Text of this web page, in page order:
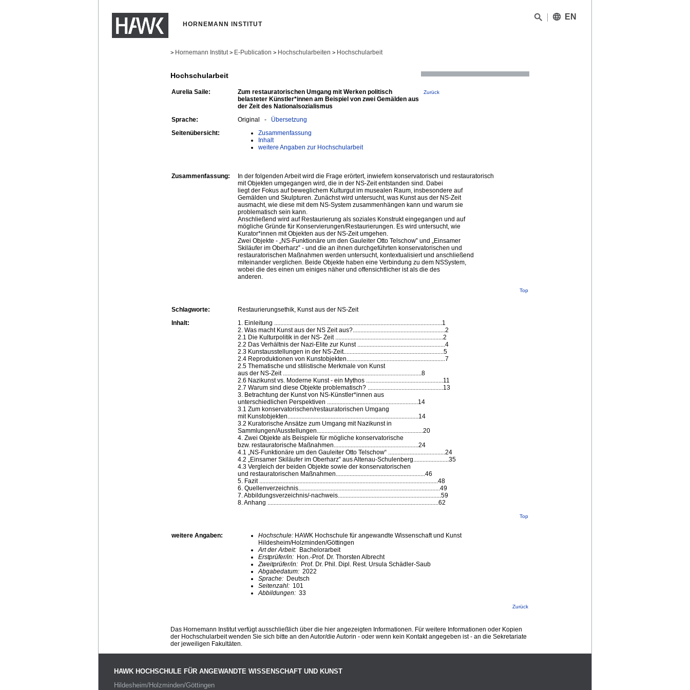
HORNEMANN INSTITUT
EN
> Hornemann Institut > E-Publication > Hochschularbeiten > Hochschularbeit
Hochschularbeit
Aurelia Saile:
Zum restauratorischen Umgang mit Werken politisch
belasteter Künstler*innen am Beispiel von zwei Gemälden aus
der Zeit des Nationalsozialismus
Zurück
Sprache: Original - Übersetzung
Seitenübersicht:
Zusammenfassung
Inhalt
weitere Angaben zur Hochschularbeit
Zusammenfassung:
In der folgenden Arbeit wird die Frage erörtert, inwiefern konservatorisch und restauratorisch
mit Objekten umgegangen wird, die in der NS-Zeit entstanden sind. Dabei
liegt der Fokus auf beweglichem Kulturgut im musealen Raum, insbesondere auf
Gemälden und Skulpturen. Zunächst wird untersucht, was Kunst aus der NS-Zeit
ausmacht, wie diese mit dem NS-System zusammenhängen kann und warum sie
problematisch sein kann.
Anschließend wird auf Restaurierung als soziales Konstrukt eingegangen und auf
mögliche Gründe für Konservierungen/Restaurierungen. Es wird untersucht, wie
Kurator*innen mit Objekten aus der NS-Zeit umgehen.
Zwei Objekte - „NS-Funktionäre um den Gauleiter Otto Telschow‟ und „Einsamer
Skiläufer im Oberharz‟ - und die an ihnen durchgeführten konservatorischen und
restauratorischen Maßnahmen werden untersucht, kontextualisiert und anschließend
miteinander verglichen. Beide Objekte haben eine Verbindung zu dem NSSystem,
wobei die des einen um einiges näher und offensichtlicher ist als die des
anderen.
Top
Schlagworte:
Restaurierungsethik, Kunst aus der NS-Zeit
Inhalt:
1. Einleitung .............................................................................................................1
2. Was macht Kunst aus der NS Zeit aus?............................................................2
2.1 Die Kulturpolitik in der NS- Zeit ......................................................................2
2.2 Das Verhältnis der Nazi-Elite zur Kunst .........................................................4
2.3 Kunstausstellungen in der NS-Zeit.................................................................5
2.4 Reproduktionen von Kunstobjekten................................................................7
2.5 Thematische und stilistische Merkmale von Kunst
aus der NS-Zeit ..........................................................................................8
2.6 Nazikunst vs. Moderne Kunst - ein Mythos ..................................................11
2.7 Warum sind diese Objekte problematisch? .................................................13
3. Betrachtung der Kunst von NS-Künstler*innen aus
unterschiedlichen Perspektiven ...........................................................14
3.1 Zum konservatorischen/restauratorischen Umgang
mit Kunstobjekten.....................................................................................14
3.2 Kuratorische Ansätze zum Umgang mit Nazikunst in
Sammlungen/Ausstellungen.....................................................................20
4. Zwei Objekte als Beispiele für mögliche konservatorische
bzw. restauratorische Maßnahmen.......................................................24
4.1 „NS-Funktionäre um den Gauleiter Otto Telschow“ .....................................24
4.2 „Einsamer Skiläufer im Oberharz‟ aus Altenau-Schulenberg.......................35
4.3 Vergleich der beiden Objekte sowie der konservatorischen
und restauratorischen Maßnahmen..........................................................46
5. Fazit ....................................................................................................................48
6. Quellenverzeichnis............................................................................................49
7. Abbildungsverzeichnis/-nachweis...................................................................59
8. Anhang ...............................................................................................................62
Top
weitere Angaben: Hochschule: HAWK Hochschule für angewandte Wissenschaft und Kunst
Hildesheim/Holzminden/Göttingen
Art der Arbeit: Bachelorarbeit
Erstprüfer/in: Hon.-Prof. Dr. Thorsten Albrecht
Zweitprüfer/in: Prof. Dr. Phil. Dipl. Rest. Ursula Schädler-Saub
Abgabedatum: 2022
Sprache: Deutsch
Seitenzahl: 101
Abbildungen: 33
Zurück
Das Hornemann Institut verfügt ausschließlich über die hier angezeigten Informationen. Für weitere Informationen oder Kopien
der Hochschularbeit wenden Sie sich bitte an den Autor/die Autorin - oder wenn kein Kontakt angegeben ist - an die Sekretariate
der jeweiligen Fakultäten.
HAWK HOCHSCHULE FÜR ANGEWANDTE WISSENSCHAFT UND KUNST
Hildesheim/Holzminden/Göttingen